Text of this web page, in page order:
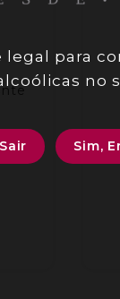
legal para
no
Sim,